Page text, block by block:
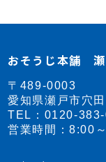
おそうじ本舗
〒489-0003
愛知県瀬戸市穴
TEL： 0120-
営業時間：8:00